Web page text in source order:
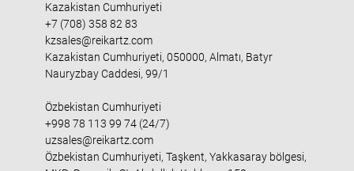
Kazakistan Cumhuriyeti
+7 (708) 358 82 83
kzsales@reikartz.com
Kazakistan Cumhuriyeti, 050000, Almatı, Batyr
Nauryzbay Caddesi, 99/1
Özbekistan Cumhuriyeti
+998 78 113 99 74 (24/7)
uzsales@reikartz.com
Özbekistan Cumhuriyeti, Taşkent, Yakkasaray bölgesi,